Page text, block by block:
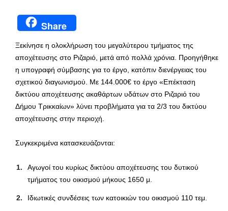
Share
Ξεκίνησε η ολοκλήρωση του μεγαλύτερου τμήματος της
αποχέτευσης στο Ριζαριό, μετά από πολλά χρόνια. Προηγήθηκε
η υπογραφή σύμβασης για το έργο, κατόπιν διενέργειας του
σχετικού διαγωνισμού. Με 144.000€ το έργο «Επέκταση
δικτύου αποχέτευσης ακαθάρτων υδάτων στο Ριζαριό του
Δήμου Τρικκαίων» λύνει προβλήματα για τα 2/3 του δικτύου
αποχέτευσης στην περιοχή.
Συγκεκριμένα κατασκευάζονται:
Αγωγοί του κυρίως δικτύου αποχέτευσης του δυτικού
τμήματος του οικισμού μήκους 1650 μ.
Ιδιωτικές συνδέσεις των κατοικιών του οικισμού 110 τεμ.